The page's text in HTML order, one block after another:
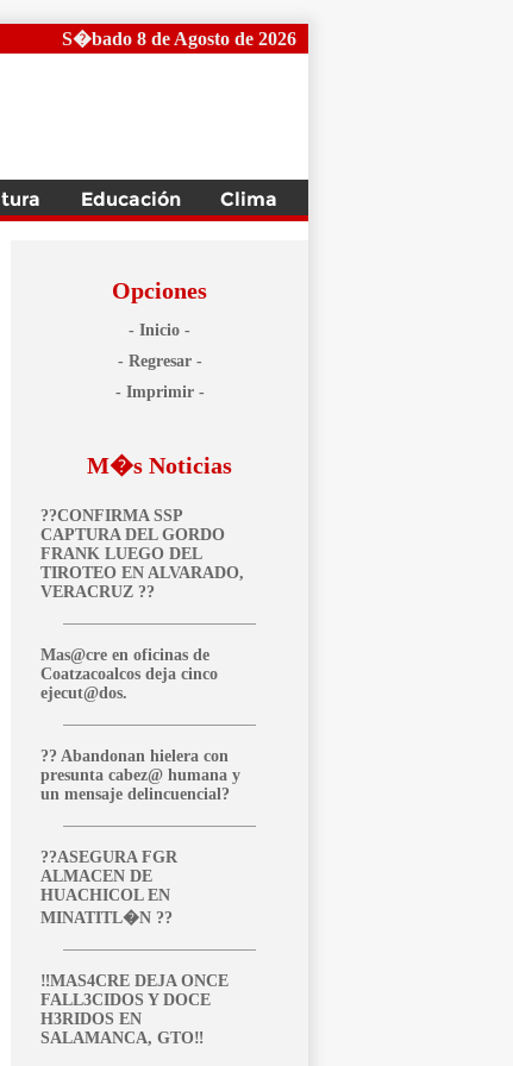
S�bado 8 de Agosto de 2026
Opciones
- Inicio -
- Regresar -
- Imprimir -
M�s Noticias
??CONFIRMA SSP
CAPTURA DEL GORDO
FRANK LUEGO DEL
TIROTEO EN ALVARADO,
VERACRUZ ??
Mas@cre en oficinas de
Coatzacoalcos deja cinco
ejecut@dos.
?? Abandonan hielera con
presunta cabez@ humana y
un mensaje delincuencial?
??ASEGURA FGR
ALMACEN DE
HUACHICOL EN
MINATITL�N ??
‼️MAS4CRE DEJA ONCE
FALL3CIDOS Y DOCE
H3RIDOS EN
SALAMANCA, GTO‼️